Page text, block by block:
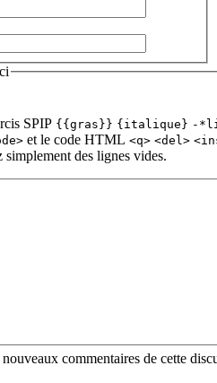
SPIP {{gras}} {italique} -
et le code HTML <q> <del>
simplement des lignes vides.
commentaires de cette